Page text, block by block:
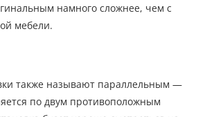
намного сложнее, чем с
мебели.
также называют параллельным —
по двум противоположным